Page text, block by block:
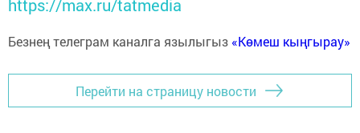
https://max.ru/tatmedia
Безнең телеграм каналга язылыгыз «Көмеш кыңгырау»
Перейти на страницу новости